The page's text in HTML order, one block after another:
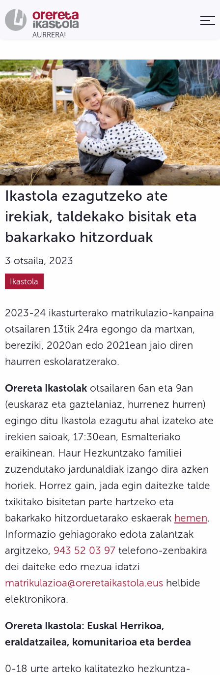
Ikastola ezagutzeko ate
irekiak, taldekako bisitak eta
bakarkako hitzorduak
3 otsaila, 2023
Ikastola
2023-24 ikasturterako matrikulazio-kanpaina
otsailaren 13tik 24ra egongo da martxan,
bereziki, 2020an edo 2021ean jaio diren
haurren eskolaratzerako.
Orereta Ikastolak otsailaren 6an eta 9an
(euskaraz eta gaztelaniaz, hurrenez hurren)
egingo ditu Ikastola ezagutu ahal izateko ate
irekien saioak, 17:30ean, Esmalteriako
eraikinean. Haur Hezkuntzako familiei
zuzendutako jardunaldiak izango dira azken
horiek. Horrez gain, jada egin daitezke talde
txikitako bisitetan parte hartzeko eta
bakarkako hitzorduetarako eskaerak hemen.
Informazio gehiagorako edota zalantzak
argitzeko, 943 52 03 97 telefono-zenbakira
dei daiteke edo mezua idatzi
matrikulazioa@oreretaikastola.eus helbide
elektronikora.
Orereta Ikastola: Euskal Herrikoa,
eraldatzailea, komunitarioa eta berdea
0-18 urte arteko kalitatezko hezkuntza-